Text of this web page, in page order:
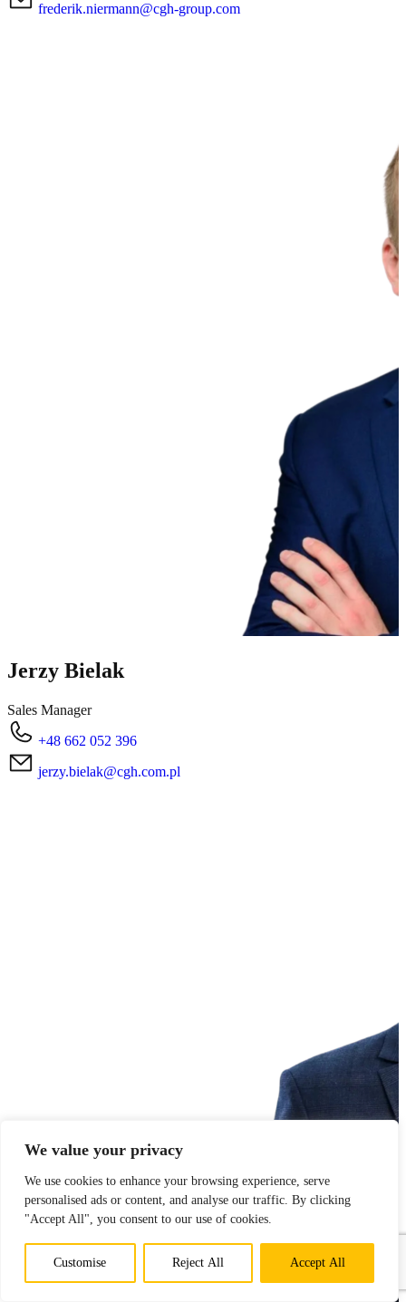
We value your privacy
We use cookies to enhance your browsing experience, serve
personalised ads or content, and analyse our traffic. By clicking
"Accept All", you consent to our use of cookies.
Customise Reject All Accept All
frederik.niermann@cgh-group.com
Jerzy Bielak
Sales Manager
+48 662 052 396
jerzy.bielak@cgh.com.pl